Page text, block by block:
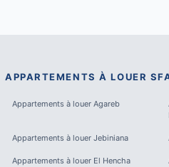
APPARTEMENTS À LOUER
Appartements à louer Agareb
Appartements à louer Jebiniana
Appartements à louer El Hencha